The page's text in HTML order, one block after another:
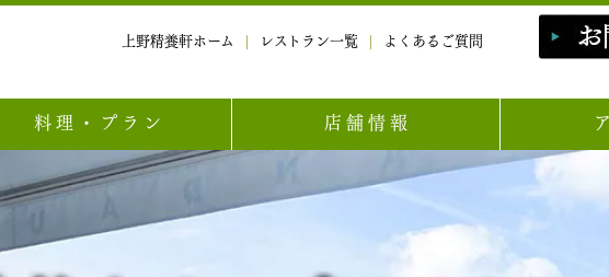
上野精養軒ホーム レストラン一覧 よくあるご質問
料理・プラン 店舗情報